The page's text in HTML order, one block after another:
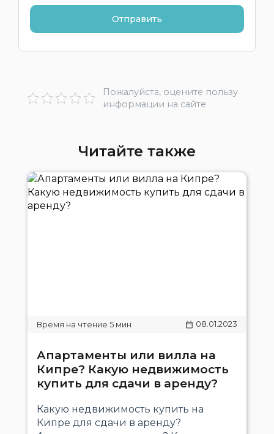
Пожалуйста, оцените пользу
информации на сайте
Читайте также
08.01.2023
Апартаменты или вилла на
Кипре? Какую недвижимость
купить для сдачи в аренду?
Какую недвижимость купить на
Кипре для сдачи в аренду?